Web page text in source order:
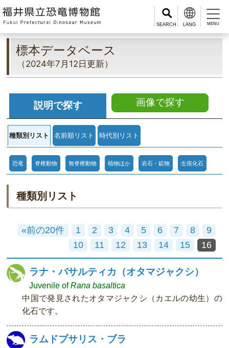
MENU
標本データベース
（2024年7月12日更新）
説明で探す 画像で探す
種類別リスト 名前順リスト 時代別リスト
恐竜 脊椎動物 無脊椎動物 植物ほか 岩石・鉱物 生痕化石
種類別リスト
«前の20件 1 2 3 4 5 6 7 8
9
10
11 12 13 14 15 16
ラナ・バサルティカ（オタマジャクシ）
Juvenile ofRana basaltica
中国で発見されたオタマジャクシ（カエルの幼生）の
化石です。
ラムドプサリス・ブラ